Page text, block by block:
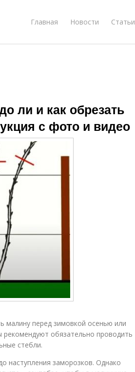
Главная Новости Статьи
ли и как обрезать
с фото и видео
перед зимовкой осенью или
рекомендуют обязательно проводить
стебли.
наступления заморозков. Однако